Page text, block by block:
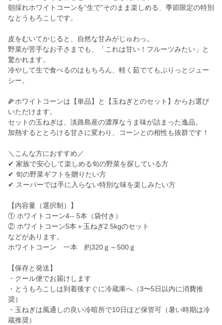
朝採れホワイトコーンを“生で”そのまま楽しめる、季節限定の特別
なとうもろこしです。
皮をむいてかじると、自然な甘みがじゅわっ。
野菜が苦手なお子さまでも、「これは甘い！フルーツみたい」と
驚かれます。
冷やして生で食べるのはもちろん、軽く茹でてもぷりっとジュー
シー。
🌽ホワイトコーンは【単品】と【玉ねぎとのセット】からお選び
いただけます。
セットの玉ねぎは、淡路島産の濃厚なうま味が詰まった逸品。
加熱するととろける甘さに変わり、コーンとの相性も抜群です！
＼こんな方におすすめ／
✔ 家族で安心して楽しめる旬の野菜を探している方
✔ 旬の野菜ギフトを贈りたい方
✔ スーパーでは手に入らない特別な味を楽しみたい方
【内容量（選択制）】
① ホワイトコーン4-- 5本（袋付き）
② ホワイトコーン5本＋玉ねぎ2.5kgのセット
などがあります。
ホワイトコーン 一本 約320ｇ～500ｇ
【保存と発送】
・クール便でお届けします
・とうもろこしは到着後すぐに冷蔵庫へ（3〜5日以内に消費推
奨）
・玉ねぎは風通しの良い冷暗所で10日ほど保管可（暑い時期は冷
蔵推奨）